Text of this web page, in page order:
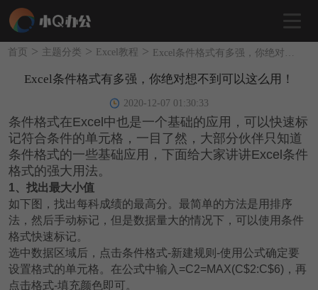
首页 > 主题分类 > Excel教程 >
Excel条件格式有多强，你绝对想不到可以这么用！
2020-12-07 01:30:33
条件格式在Excel中也是一个基础的应用，可以快速标
记符合条件的单元格，一目了然，大部分伙伴只知道
条件格式的一些基础应用，下面给大家讲讲Excel条件
格式的强大用法。
1、找出最大小值
如下图，找出每科成绩的最高分。最简单的方法是用排序
法，然后手动标记，但是数据量大的情况下，可以使用条件
格式快速标记。
选中数据区域后，点击条件格式-新建规则-使用公式确定要
设置格式的单元格。在公式中输入=C2=MAX(C$2:C$6)，再
点击格式-填充颜色即可。